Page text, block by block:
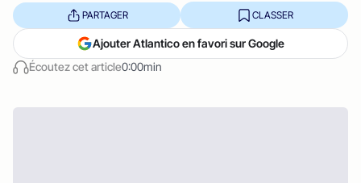
Écoutez cet article0:00min
PARTAGER CLASSER
Ajouter Atlantico en favori sur Google